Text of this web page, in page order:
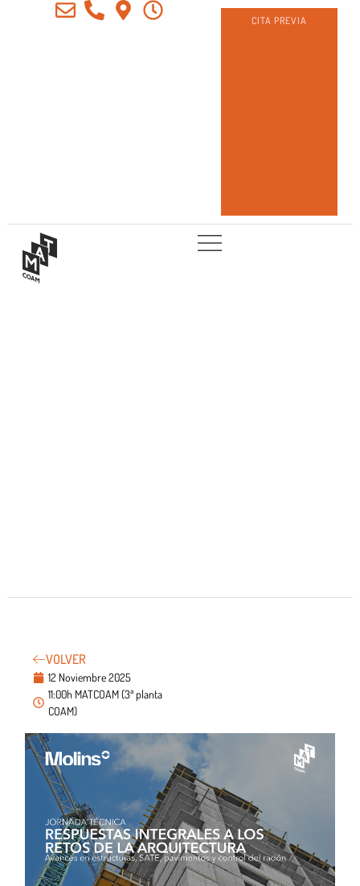
CITA PREVIA
VOLVER
12 Noviembre 2025
11:00h MATCOAM (3ª planta
COAM)